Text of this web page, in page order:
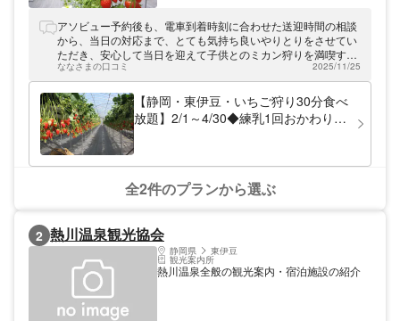
プルやグループでのご利用も可能です。
アソビュー予約後も、電車到着時刻に合わせた送迎時間の相談
から、当日の対応まで、とても気持ち良いやりとりをさせてい
ただき、安心して当日を迎えて子供とのミカン狩りを満喫する
ことができました。 伊豆熱川は、熱海や伊東などと比べて人混
みや混雑がなく、おだやかな時間が過ごせるので気に入りまし
た。今度はイチゴ狩りでもお伺いしてみたいと思いました。あ
りがとうございました。
ななさまの口コミ 2025/11/25
【静岡・東伊豆・いちご狩り30分食べ
放題】2/1～4/30◆練乳1回おかわりで
す！》
全2件のプランから選ぶ
2 熱川温泉観光協会
静岡県 東伊豆
観光案内所
熱川温泉全般の観光案内・宿泊施設の紹介